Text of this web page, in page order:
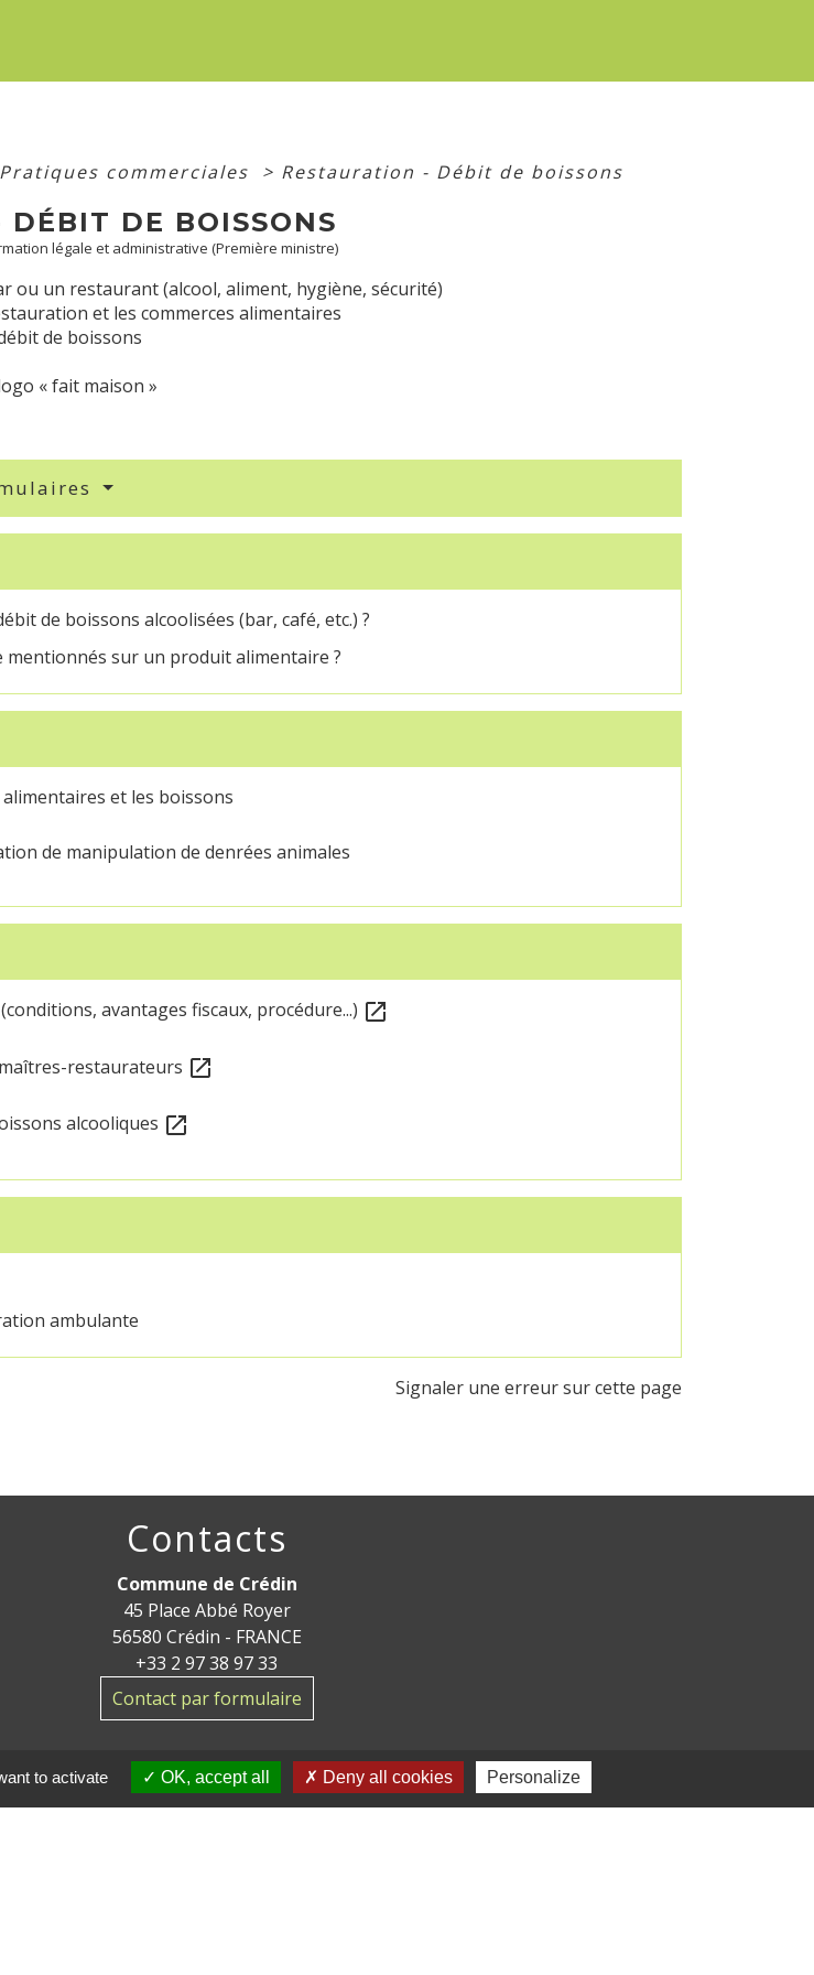
Pratiques commerciales > Restauration - Débit de boissons
DÉBIT DE BOISSONS
légale et administrative (Première ministre)
ou un restaurant (alcool, aliment, hygiène, sécurité)
et les commerces alimentaires
de boissons
« fait maison »
de boissons alcoolisées (bar, café, etc.) ?
sur un produit alimentaire ?
et les boissons
de manipulation de denrées animales
avantages fiscaux, procédure...) open_in_new
restaurateurs open_in_new
alcooliques open_in_new
ambulante
Signaler une erreur sur cette page
Contacts
Commune de Crédin
45 Place Abbé Royer
56580 Crédin - FRANCE
+33 2 97 38 97 33
Contact par formulaire
to activate OK, accept all Deny all cookies Personalize